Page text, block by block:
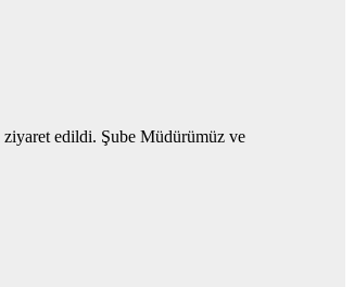
ziyaret edildi. Şube Müdürümüz ve